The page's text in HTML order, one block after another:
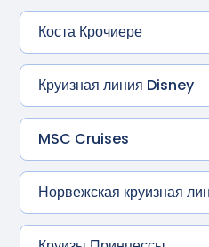
Коста Крочиере
Круизная линия Disney
MSC Cruises
Норвежская круизная